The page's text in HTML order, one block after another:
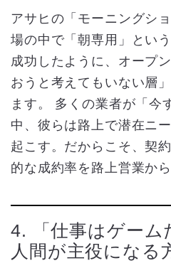
アサヒの「モーニングシ
場の中で「朝専用」とい
成功したように、オープ
おうと考えてもいない層
ます。 多くの業者が「今
中、彼らは路上で潜在ニ
起こす。だからこそ、契
的な成約率を路上営業か
4. 「仕事はゲーム
人間が主役になる